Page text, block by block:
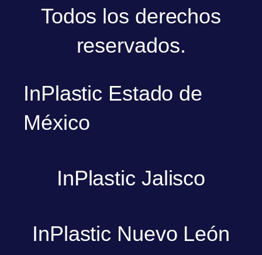
Todos los derechos
reservados.
InPlastic Estado de
México
InPlastic Jalisco
InPlastic Nuevo León